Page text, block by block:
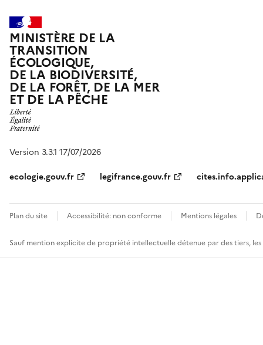
MINISTÈRE DE LA
TRANSITION
ÉCOLOGIQUE,
DE LA BIODIVERSITÉ,
DE LA FORÊT, DE LA MER
ET DE LA PÊCHE
Version 3.3.1 17/07/2026
ecologie.gouv.fr
legifrance.gouv.fr
Plan du site Accessibilité: non conforme Mentions légales
Sauf mention explicite de propriété intellectuelle détenue par des tiers,